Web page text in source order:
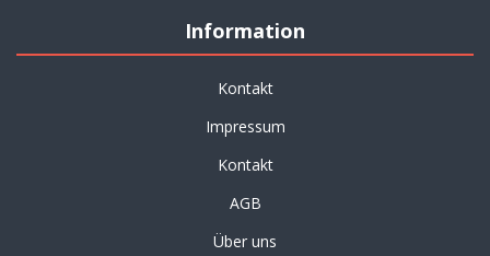
Information
Kontakt
Impressum
Kontakt
AGB
Über uns